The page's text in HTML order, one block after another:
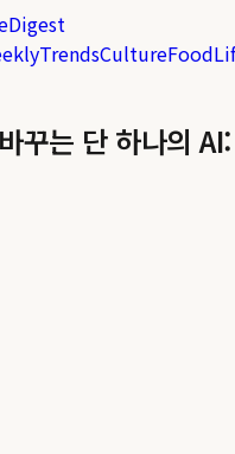
Digest
TrendsCultureFood
꾸는 단 하나의